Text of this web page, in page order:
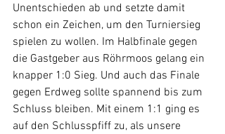
Unentschieden ab und setzte damit
schon ein Zeichen, um den Turniersieg
spielen zu wollen. Im Halbfinale gegen
die Gastgeber aus Röhrmoos gelang ein
knapper 1:0 Sieg. Und auch das Finale
gegen Erdweg sollte spannend bis zum
Schluss bleiben. Mit einem 1:1 ging es
auf den Schlusspfiff zu, als unsere